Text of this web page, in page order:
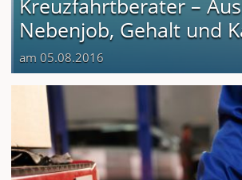
Nebenjob, Gehalt und
am 05.08.2016